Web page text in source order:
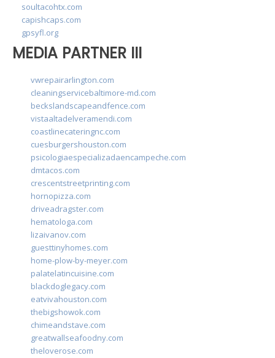
soultacohtx.com
capishcaps.com
gpsyfl.org
MEDIA PARTNER III
vwrepairarlington.com
cleaningservicebaltimore-md.com
beckslandscapeandfence.com
vistaaltadelveramendi.com
coastlinecateringnc.com
cuesburgershouston.com
psicologiaespecializadaencampeche.com
dmtacos.com
crescentstreetprinting.com
hornopizza.com
driveadragster.com
hematologa.com
lizaivanov.com
guesttinyhomes.com
home-plow-by-meyer.com
palatelatincuisine.com
blackdoglegacy.com
eatvivahouston.com
thebigshowok.com
chimeandstave.com
greatwallseafoodny.com
theloverose.com